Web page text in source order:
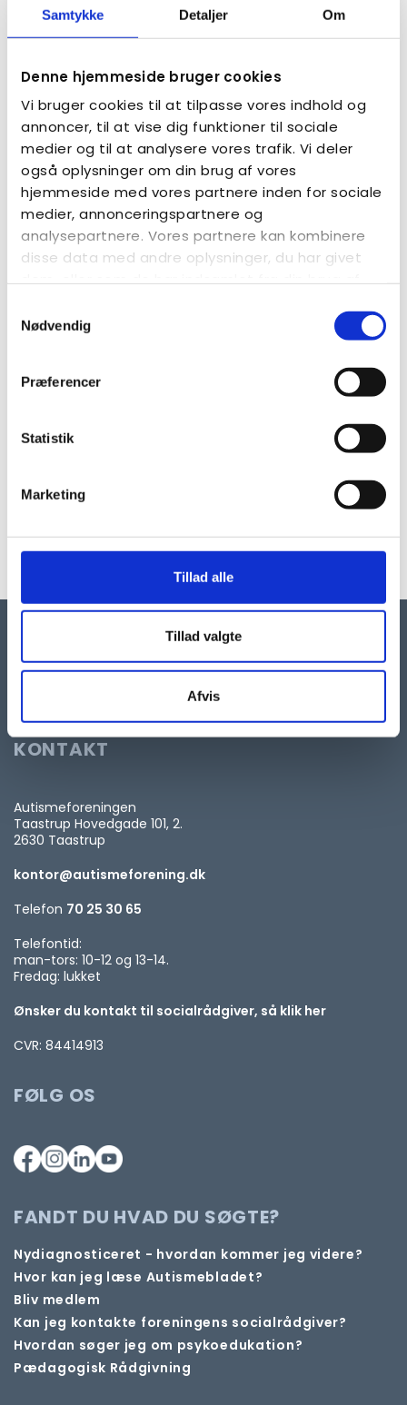
Samtykke Detaljer Om
Denne hjemmeside bruger cookies
Vi bruger cookies til at tilpasse vores indhold og
annoncer, til at vise dig funktioner til sociale
medier og til at analysere vores trafik. Vi deler
også oplysninger om din brug af vores
hjemmeside med vores partnere inden for sociale
medier, annonceringspartnere og
analysepartnere. Vores partnere kan kombinere
disse data med andre oplysninger, du har givet
dem, eller som de har indsamlet fra din brug af
Nødvendig
Præferencer
Statistik
Marketing
Tillad alle
Tillad valgte
Afvis
Bliv medlem
Meld dig ind i foreningen og få et fællesskab,
rådgivning og støt vores arbejde for bedre vilkår for
alle autister og deres familier.
LÆS MERE
Viden om autisme
Her finder du bl.a. Videnscenter Autisme og Autisme i
tal
KONTAKT
Autismeforeningen
Taastrup Hovedgade 101, 2.
2630 Taastrup
kontor@autismeforening.dk
Telefon 70 25 30 65
Telefontid:
man-tors: 10-12 og 13-14.
Fredag: lukket
Ønsker du kontakt til socialrådgiver, så klik her
CVR: 84414913
FØLG OS
FANDT DU HVAD DU SØGTE?
Nydiagnosticeret - hvordan kommer jeg videre?
Hvor kan jeg læse Autismebladet?
Bliv medlem
Kan jeg kontakte foreningens socialrådgiver?
Hvordan søger jeg om psykoedukation?
Pædagogisk Rådgivning